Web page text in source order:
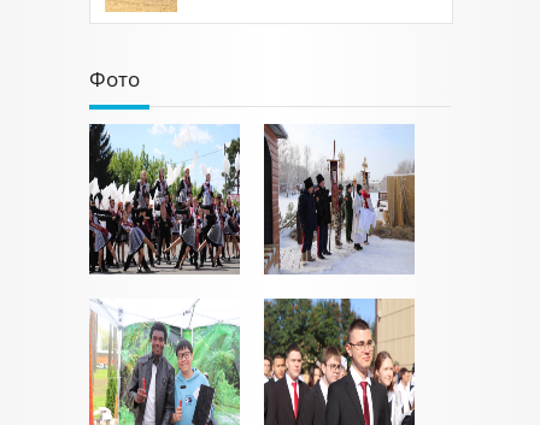
Фото